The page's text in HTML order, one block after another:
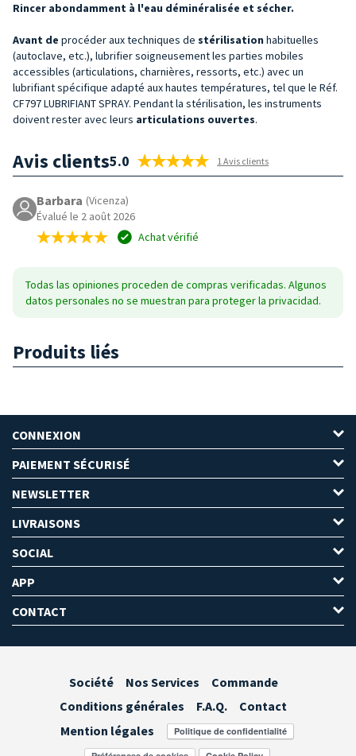
Rincer abondamment à l'eau déminéralisée et sécher.
Avant de procéder aux techniques de stérilisation habituelles
(autoclave, etc.), lubrifier soigneusement les parties mobiles
accessibles (articulations, charnières, ressorts, etc.) avec un
lubrifiant spécifique adapté aux hautes températures, tel que le Réf.
CF797 LUBRIFIANT SPRAY. Pendant la stérilisation, les instruments
doivent rester avec leurs articulations ouvertes.
Avis clients5.0 1 Avis clients
Barbara (Vicenza)
Évalué le 2 août 2026
Achat vérifié
Todas las opiniones proceden de compras verificadas. Algunos
datos personales no se muestran para proteger la privacidad.
Produits liés
CONNEXION
PAIEMENT SÉCURISÉ
NEWSLETTER
LIVRAISONS
SOCIAL
APP
CONTACT
Société Nos Services
Commande
Conditions générales
F.A.Q.
Contact
Mention légales